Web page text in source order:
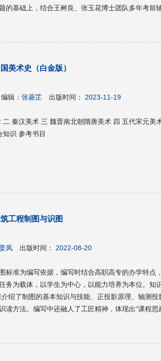
的基础上，结合王树良、张玉花博士团队多年考前
性、实用性于一体，反映了外国美术史科目考试的
美术史（白金版）
编辑：张菱芷 出版时间： 2023-11-19
二 秦汉美术 三 魏晋南北朝隋唐美术 四 五代宋元美
识 参考书目
工程制图与识图
凤 出版时间： 2022-08-20
标准为编写依据，编写时结合高职高专的办学特点
务为载体，以学生为中心，以能力培养为本位。知
介绍了制图的基本知识与技能、正投影原理、轴测
读方法。编写中还融人了工匠精神，体现出“课程思
，对书中部分内容进行了适当的加深和拓展，可满
的教材使用，同时还可作为职工培训和广大自学者